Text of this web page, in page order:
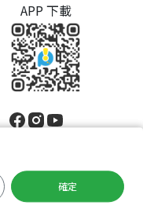
APP 下載
中文
確定